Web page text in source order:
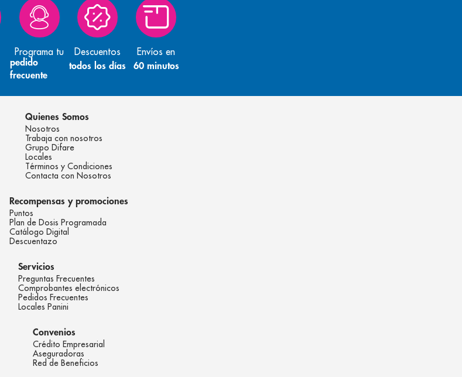
Programa tu
pedido
frecuente
Descuentos
todos los días
Envíos en
60 minutos
Quienes Somos
Nosotros
Trabaja con nosotros
Grupo Difare
Locales
Términos y Condiciones
Contacta con Nosotros
Recompensas y promociones
Puntos
Plan de Dosis Programada
Catálogo Digital
Descuentazo
Servicios
Preguntas Frecuentes
Comprobantes electrónicos
Pedidos Frecuentes
Locales Panini
Convenios
Crédito Empresarial
Aseguradoras
Red de Beneficios